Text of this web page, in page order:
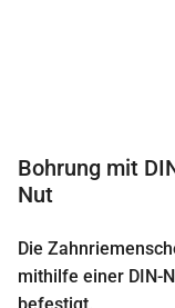
Bohrung mit
Nut
Die
mithilfe einer DIN-